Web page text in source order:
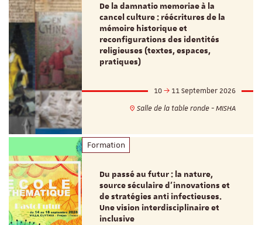
De la damnatio memoriae à la
cancel culture : réécritures de la
mémoire historique et
reconfigurations des identités
religieuses (textes, espaces,
pratiques)
10
11 September 2026
Salle de la table ronde - MISHA
Formation
Du passé au futur : la nature,
source séculaire d’innovations et
de stratégies anti infectieuses.
Une vision interdisciplinaire et
inclusive